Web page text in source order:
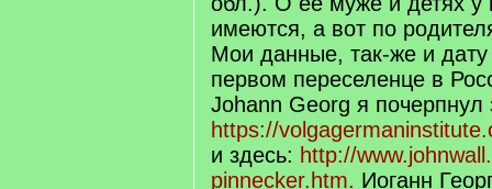
имеются, а вот по
Мои данные, так-же и
первом переселенце в
Johann Georg я почерпнул
https://
и здесь: http://
pinnecker.htm. Иоганн